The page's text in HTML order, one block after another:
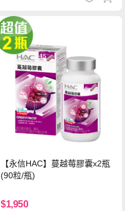
【永信HAC】蔓越莓膠囊x2瓶
(90粒/瓶)
$1,950